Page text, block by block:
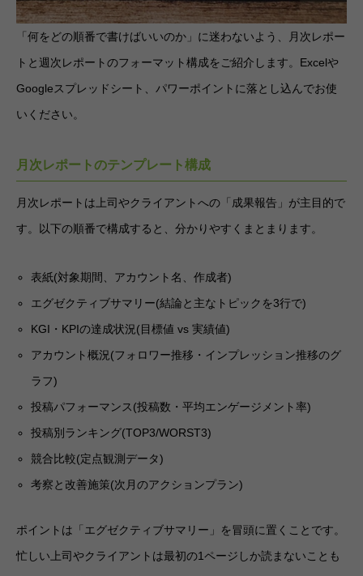
「何をどの順番で書けばいいのか」に迷わないよう、月次レポー
トと週次レポートのフォーマット構成をご紹介します。Excelや
Googleスプレッドシート、パワーポイントに落とし込んでお使
いください。
月次レポートのテンプレート構成
月次レポートは上司やクライアントへの「成果報告」が主目的で
す。以下の順番で構成すると、分かりやすくまとまります。
表紙(対象期間、アカウント名、作成者)
エグゼクティブサマリー(結論と主なトピックを3行で)
KGI・KPIの達成状況(目標値 vs 実績値)
アカウント概況(フォロワー推移・インプレッション推移のグ
ラフ)
投稿パフォーマンス(投稿数・平均エンゲージメント率)
投稿別ランキング(TOP3/WORST3)
競合比較(定点観測データ)
考察と改善施策(次月のアクションプラン)
ポイントは「エグゼクティブサマリー」を冒頭に置くことです。
忙しい上司やクライアントは最初の1ページしか読まないことも